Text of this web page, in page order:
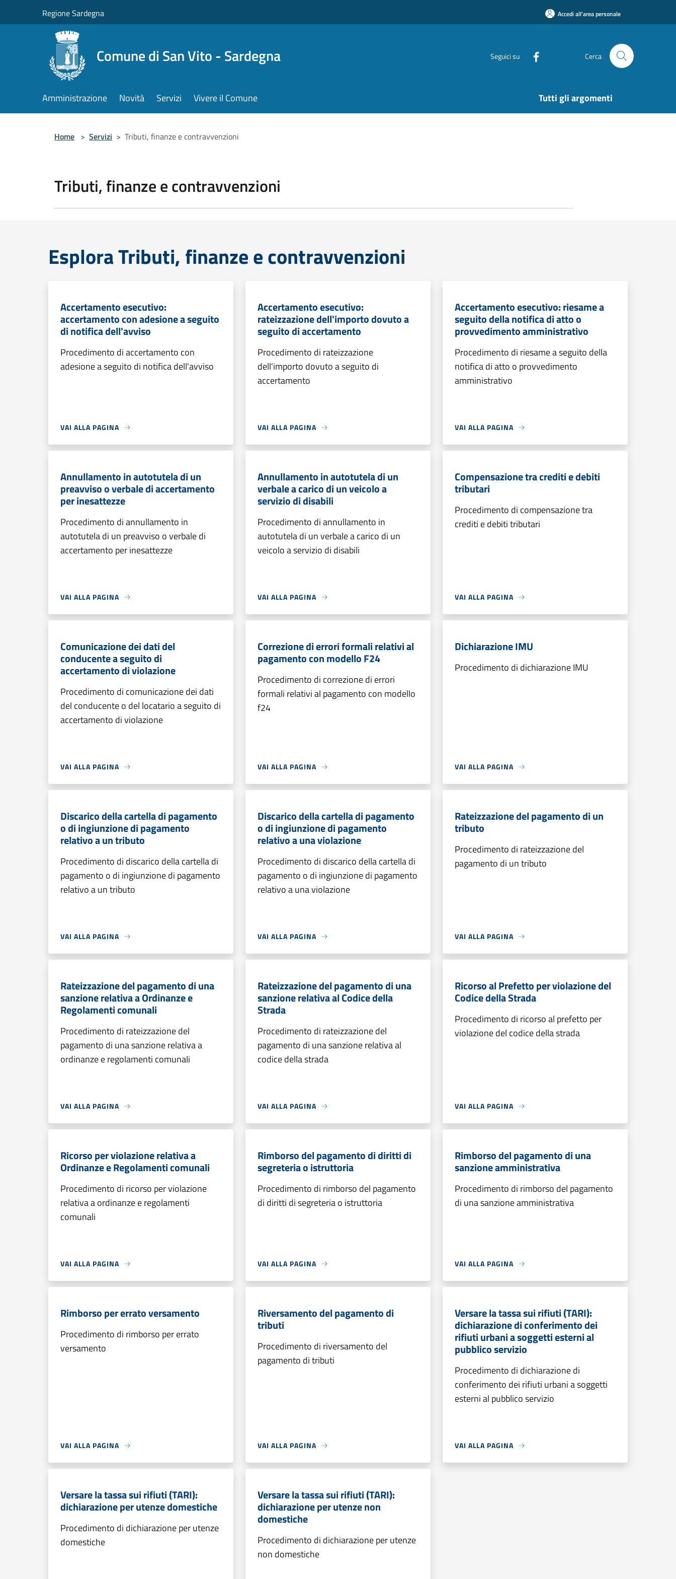
Regione Sardegna Accedi all'area personale
Comune di San Vito - Sardegna Seguici su Cerca
Amministrazione Novità Servizi Vivere il Comune Tutti gli argomenti
Home > Servizi > Tributi, finanze e contravvenzioni
Tributi, finanze e contravvenzioni
Esplora Tributi, finanze e contravvenzioni
Accertamento esecutivo:
accertamento con adesione a seguito
di notifica dell'avviso
Procedimento di accertamento con
adesione a seguito di notifica dell'avviso
VAI ALLA PAGINA
Accertamento esecutivo:
rateizzazione dell'importo dovuto a
seguito di accertamento
Procedimento di rateizzazione
dell'importo dovuto a seguito di
accertamento
VAI ALLA PAGINA
Accertamento esecutivo: riesame a
seguito della notifica di atto o
provvedimento amministrativo
Procedimento di riesame a seguito della
notifica di atto o provvedimento
amministrativo
VAI ALLA PAGINA
Annullamento in autotutela di un
preavviso o verbale di accertamento
per inesattezze
Procedimento di annullamento in
autotutela di un preavviso o verbale di
accertamento per inesattezze
VAI ALLA PAGINA
Annullamento in autotutela di un
verbale a carico di un veicolo a
servizio di disabili
Procedimento di annullamento in
autotutela di un verbale a carico di un
veicolo a servizio di disabili
VAI ALLA PAGINA
Compensazione tra crediti e debiti
tributari
Procedimento di compensazione tra
crediti e debiti tributari
VAI ALLA PAGINA
Comunicazione dei dati del
conducente a seguito di
accertamento di violazione
Procedimento di comunicazione dei dati
del conducente o del locatario a seguito di
accertamento di violazione
VAI ALLA PAGINA
Correzione di errori formali relativi al
pagamento con modello F24
Procedimento di correzione di errori
formali relativi al pagamento con modello
f24
VAI ALLA PAGINA
Dichiarazione IMU
Procedimento di dichiarazione IMU
VAI ALLA PAGINA
Discarico della cartella di pagamento
o di ingiunzione di pagamento
relativo a un tributo
Procedimento di discarico della cartella di
pagamento o di ingiunzione di pagamento
relativo a un tributo
VAI ALLA PAGINA
Discarico della cartella di pagamento
o di ingiunzione di pagamento
relativo a una violazione
Procedimento di discarico della cartella di
pagamento o di ingiunzione di pagamento
relativo a una violazione
VAI ALLA PAGINA
Rateizzazione del pagamento di un
tributo
Procedimento di rateizzazione del
pagamento di un tributo
VAI ALLA PAGINA
Rateizzazione del pagamento di una
sanzione relativa a Ordinanze e
Regolamenti comunali
Procedimento di rateizzazione del
pagamento di una sanzione relativa a
ordinanze e regolamenti comunali
VAI ALLA PAGINA
Rateizzazione del pagamento di una
sanzione relativa al Codice della
Strada
Procedimento di rateizzazione del
pagamento di una sanzione relativa al
codice della strada
VAI ALLA PAGINA
Ricorso al Prefetto per violazione del
Codice della Strada
Procedimento di ricorso al prefetto per
violazione del codice della strada
VAI ALLA PAGINA
Ricorso per violazione relativa a
Ordinanze e Regolamenti comunali
Procedimento di ricorso per violazione
relativa a ordinanze e regolamenti
comunali
VAI ALLA PAGINA
Rimborso del pagamento di diritti di
segreteria o istruttoria
Procedimento di rimborso del pagamento
di diritti di segreteria o istruttoria
VAI ALLA PAGINA
Rimborso del pagamento di una
sanzione amministrativa
Procedimento di rimborso del pagamento
di una sanzione amministrativa
VAI ALLA PAGINA
Rimborso per errato versamento
Procedimento di rimborso per errato
versamento
VAI ALLA PAGINA
Riversamento del pagamento di
tributi
Procedimento di riversamento del
pagamento di tributi
VAI ALLA PAGINA
Versare la tassa sui rifiuti (TARI):
dichiarazione di conferimento dei
rifiuti urbani a soggetti esterni al
pubblico servizio
Procedimento di dichiarazione di
conferimento dei rifiuti urbani a soggetti
esterni al pubblico servizio
VAI ALLA PAGINA
Versare la tassa sui rifiuti (TARI):
dichiarazione per utenze domestiche
Procedimento di dichiarazione per utenze
domestiche
Versare la tassa sui rifiuti (TARI):
dichiarazione per utenze non
domestiche
Procedimento di dichiarazione per utenze
non domestiche